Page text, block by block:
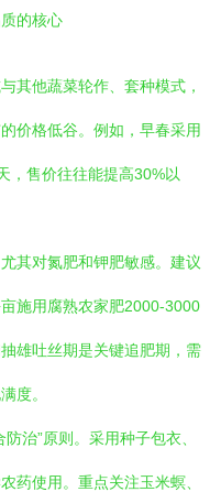
的核心
其他蔬菜轮作、套种模式，
价格低谷。例如，早春采用
，售价往往能提高30%以
其对氮肥和钾肥敏感。建议
施用腐熟农家肥2000-3000
雄吐丝期是关键追肥期，需
度。
治”原则。采用种子包衣、
药使用。重点关注玉米螟、